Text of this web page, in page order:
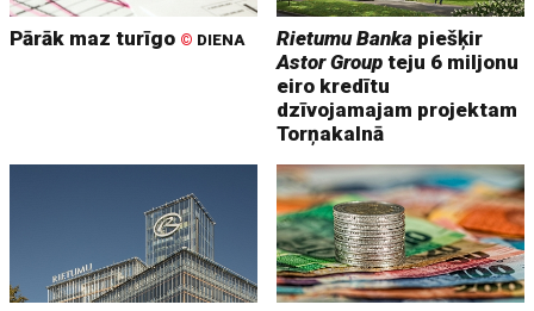
Pārāk maz turīgo © DIENA Rietumu Banka piešķir
Astor Group teju 6 miljonu
eiro kredītu
dzīvojamajam projektam
Torņakalnā